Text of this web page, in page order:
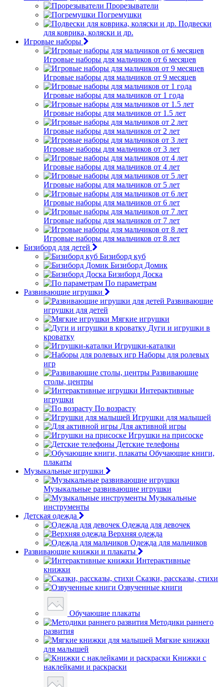
Прорезыватели
Погремушки
Подвески
для коврика, коляски и др.
Игровые наборы
Игровые наборы для мальчиков от 6 месяцев
Игровые наборы для мальчиков от 9 месяцев
Игровые наборы для мальчиков от 1 года
Игровые наборы для мальчиков от 1.5 лет
Игровые наборы для мальчиков от 2 лет
Игровые наборы для мальчиков от 3 лет
Игровые наборы для мальчиков от 4 лет
Игровые наборы для мальчиков от 5 лет
Игровые наборы для мальчиков от 6 лет
Игровые наборы для мальчиков от 7 лет
Игровые наборы для мальчиков от 8 лет
Бизиборд для детей
Бизиборд куб
Бизиборд Домик
Бизиборд Доска
По параметрам
Развивающие игрушки
Развивающие
игрушки для детей
Мягкие игрушки
Дуги и игрушки в
кроватку
Игрушки-каталки
Наборы для ролевых
игр
Развивающие
столы, центры
Интерактивные
игрушки
По возрасту
Игрушки для малышей
Для активной игры
Игрушки на присоске
Детские телефоны
Обучающие книги,
плакаты
Музыкальные игрушки
Музыкальные развивающие игрушки
Музыкальные
инструменты
Детская одежда
Одежда для девочек
Верхняя одежда
Одежда для мальчиков
Развивающие книжки и плакаты
Интерактивные
книжки
Сказки, рассказы, стихи
Озвученные книги
Обучающие плакаты
Методики раннего
развития
Мягкие книжки
для малышей
Книжки с
наклейками и раскраски